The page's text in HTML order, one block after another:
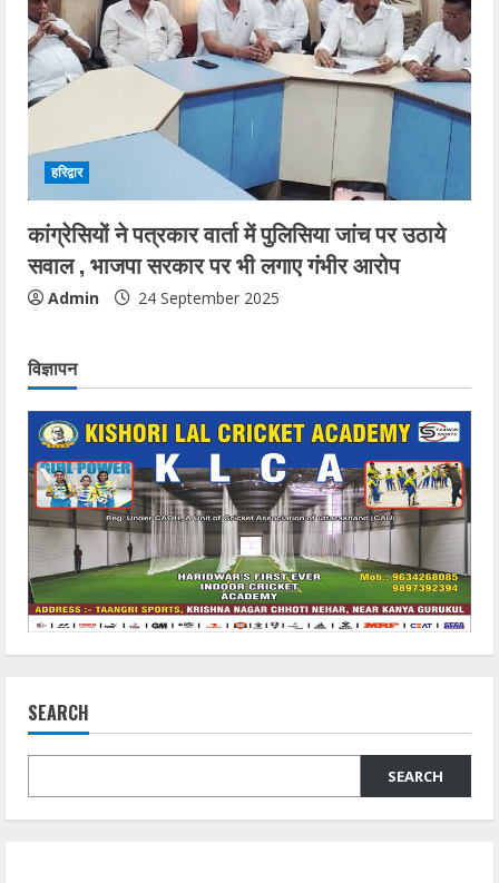
हरिद्वार
कांग्रेसियों ने पत्रकार वार्ता में पुलिसिया जांच पर उठाये
सवाल , भाजपा सरकार पर भी लगाए गंभीर आरोप
Admin 24 September 2025
विज्ञापन
SEARCH
SEARCH